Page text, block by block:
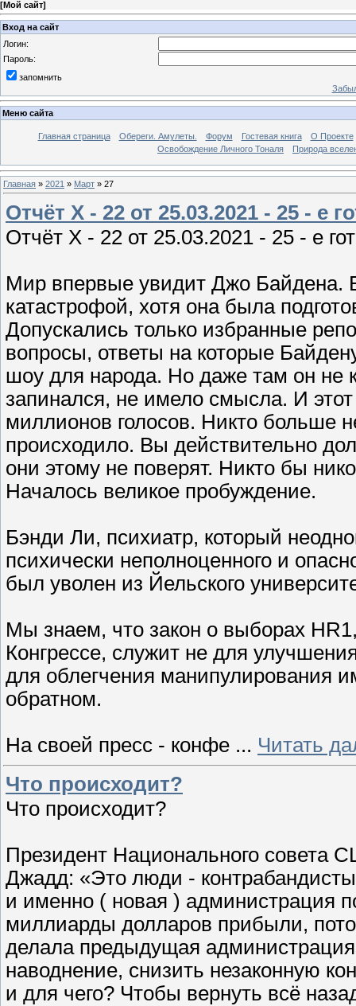
[Мой сайт]
Вход на сайт
Логин:
Пароль:
запомнить
Меню сайта
Главная страница Обереги. Амулеты. Форум Гостевая книга
О Проекте
Освобождение Личного Тоналя
Природа
Главная » 2021 » Март » 27
Отчёт X - 22 от 25.03.2021 - 25 - е
Отчёт X - 22 от 25.03.2021 - 25 - е
Мир впервые увидит Джо Байдена.
катастрофой, хотя она была
Допускались только избранные
вопросы, ответы на которые
шоу для народа. Но даже там он не
запинался, не имело смысла. И
миллионов голосов. Никто больше
происходило. Вы действительно
они этому не поверят. Никто бы
Началось великое пробуждение.
Бэнди Ли, психиатр, который
психически неполноценного и
был уволен из Йельского
Мы знаем, что закон о выборах
Конгрессе, служит не для
для облегчения манипулирования
обратном.
На своей пресс - конфе ... Читать
Что происходит?
Что происходит?
Президент Национального совета
Джадд: «Это люди -
и именно ( новая ) администрация
миллиарды долларов прибыли,
делала предыдущая
наводнение, снизить незаконную
и для чего? Чтобы вернуть всё